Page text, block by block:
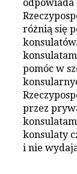
odpowiada
różnią się
pomóc w
przez
konsulaty
i nie